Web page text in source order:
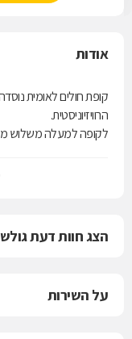
אודות
הרוויזיוניסטית.
לקופה למעלה משלוש
הצג חוות דעת
על השירות